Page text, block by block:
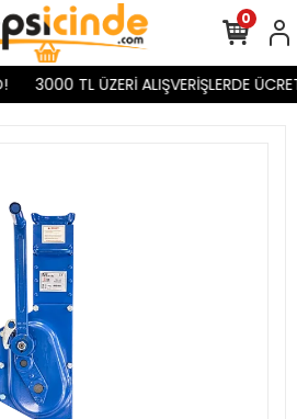
3000 TL ÜZERİ ALIŞVERİŞLERDE
0